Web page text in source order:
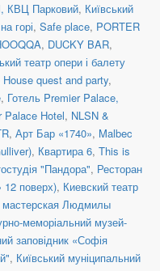
КВЦ Парковий, Київський
горі, Safe place, PORTER
, DUCKY BAR,
театр опери і балету
House quest and party,
, Готель Premier Palace,
Palace Hotel, NLSN &
, Арт Бар «1740», Malbec
, Квартира 6, This is
"Пандора", Ресторан
12 поверх), Киевский театр
мастерская Людмилы
меморіальний музей-
заповідник «Софія
, Київський муніципальний